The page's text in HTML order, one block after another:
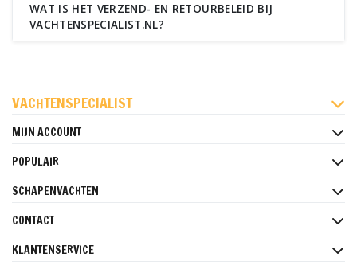
WAT IS HET VERZEND- EN RETOURBELEID BIJ
VACHTENSPECIALIST.NL?
VACHTENSPECIALIST
MIJN ACCOUNT
POPULAIR
SCHAPENVACHTEN
CONTACT
KLANTENSERVICE